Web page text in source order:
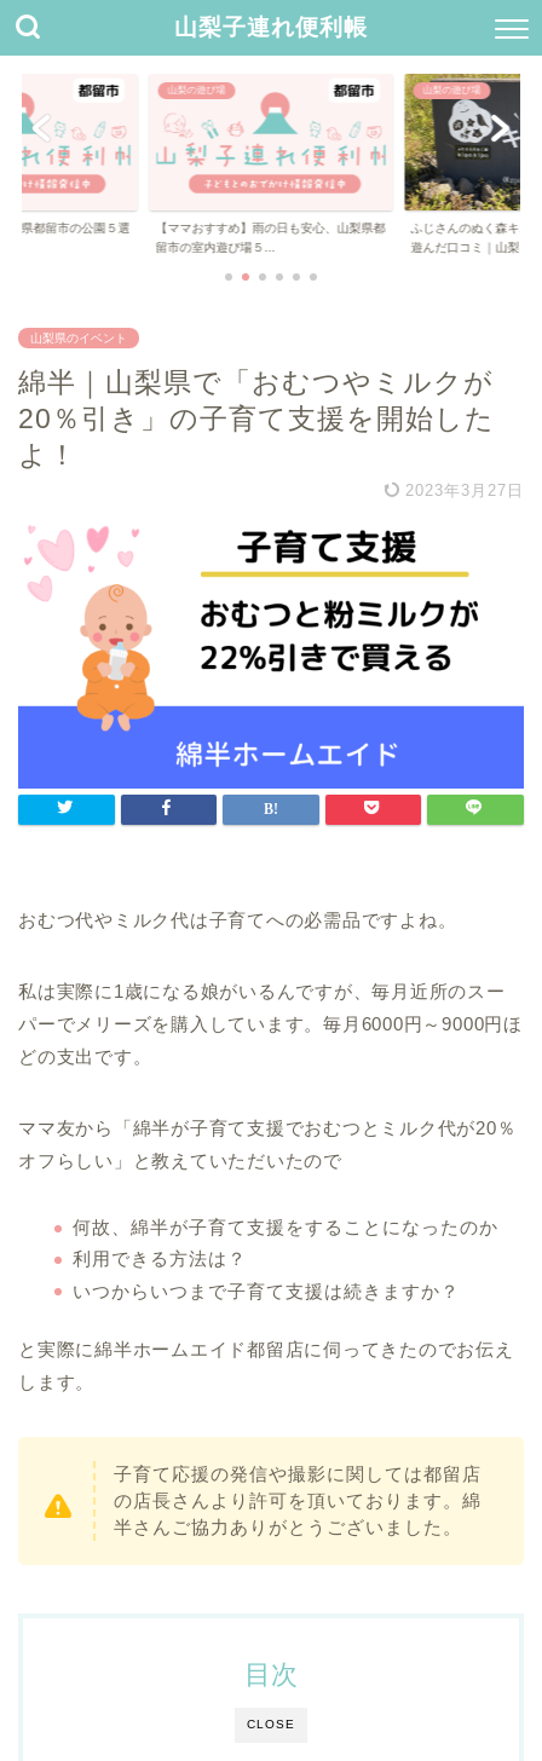
山梨子連れ便利帳
】雨の日も安心、山梨県都
山梨の遊び場
ふじさんのぬく森キポキポで4歳と0歳と
遊んだ口コミ｜山梨...
山梨の遊び場
桂川ウェルネスパ
した口コミー 山梨
山梨県のイベント
綿半｜山梨県で「おむつやミルクが
20％引き」の子育て支援を開始した
よ！
2023年3月27日
おむつ代やミルク代は子育てへの必需品ですよね。
私は実際に1歳になる娘がいるんですが、毎月近所のスー
パーでメリーズを購入しています。毎月6000円～9000円ほ
どの支出です。
ママ友から「綿半が子育て支援でおむつとミルク代が20％
オフらしい」と教えていただいたので
何故、綿半が子育て支援をすることになったのか
利用できる方法は？
いつからいつまで子育て支援は続きますか？
と実際に綿半ホームエイド都留店に伺ってきたのでお伝え
します。
子育て応援の発信や撮影に関しては都留店
の店長さんより許可を頂いております。綿
半さんご協力ありがとうございました。
CLOSE
目次